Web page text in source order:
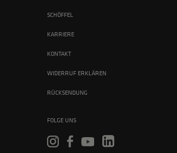
SCHÖFFEL
KARRIERE
KONTAKT
WIDERRUF ERKLÄREN
RÜCKSENDUNG
FOLGE UNS